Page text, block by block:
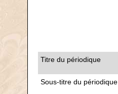
Titre du périodique
Sous-titre du périodique